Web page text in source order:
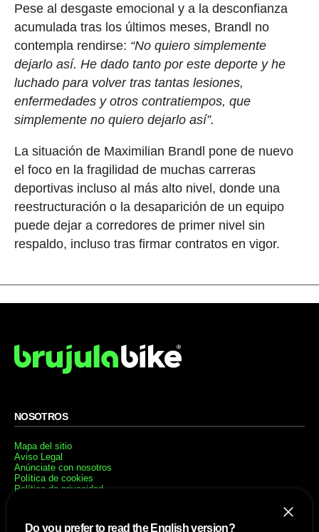
Pese al desgaste emocional y a la desconfianza
acumulada tras los últimos meses, Brandl no
contempla rendirse: “No quiero simplemente
dejarlo así. He dado tanto por este deporte y he
luchado para volver tras tantas lesiones,
enfermedades y otros contratiempos, que
simplemente no quiero dejarlo así”.
La situación de Maximilian Brandl pone de nuevo
el foco en la fragilidad de muchas carreras
deportivas incluso al más alto nivel, donde una
reestructuración o la desaparición de un equipo
puede dejar a corredores de primer nivel sin
respaldo, incluso tras firmar contratos en vigor.
NOSOTROS
Mapa del sitio
Aviso Legal
Anúnciate con nosotros
Política de cookies
Política de privacidad
Do you prefer to read the English version?